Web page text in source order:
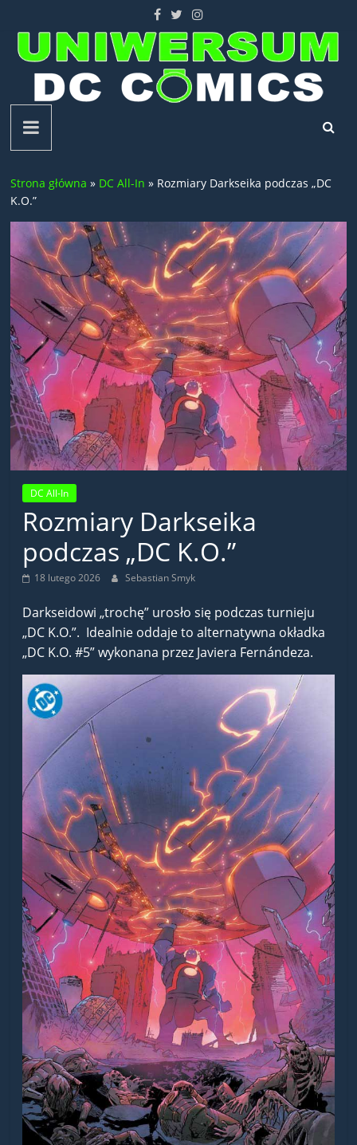
content
Uniwersum
DC
Comics
Strona główna » DC All-In » Rozmiary Darkseika podczas „DC
K.O.”
DC All-In
Rozmiary Darkseika
podczas „DC K.O.”
18 lutego 2026 Sebastian Smyk
Darkseidowi „trochę” urosło się podczas turnieju
„DC K.O.”. Idealnie oddaje to alternatywna okładka
„DC K.O. #5” wykonana przez Javiera Fernándeza.